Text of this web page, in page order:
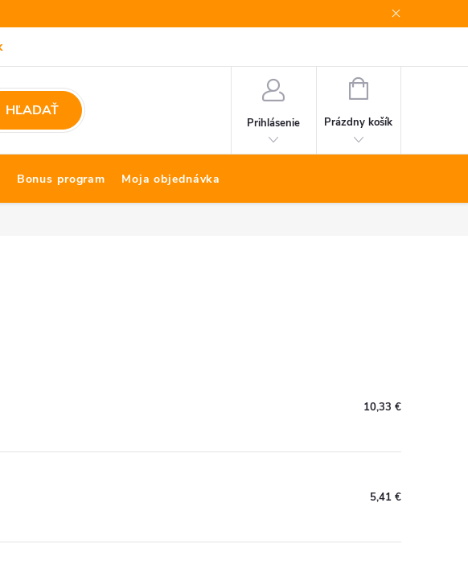
Bosch náradie
HĽADAŤ
Prihlásenie
NÁKUPNÝ
Prázdny košík
Bonus program Moja objednávka
10,33 €
5,41 €